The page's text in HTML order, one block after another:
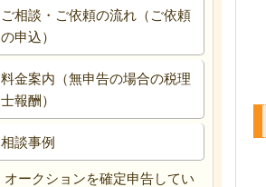
ご相談・ご依頼の流れ（ご依頼
の申込）
料金案内（無申告の場合の税理
士報酬）
相談事例
オークションを確定申告してい